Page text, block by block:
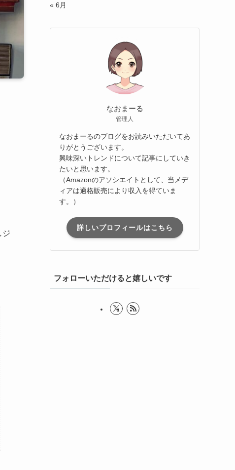
ジ
« 6月
なおまーる
管理人
なおまーるのブログをお読みいただいてあ
りがとうございます。
興味深いトレンドについて記事にしていき
たいと思います。
（Amazonのアソシエイトとして、当メデ
ィアは適格販売により収入を得ていま
す。）
詳しいプロフィールはこちら
フォローいただけると嬉しいです